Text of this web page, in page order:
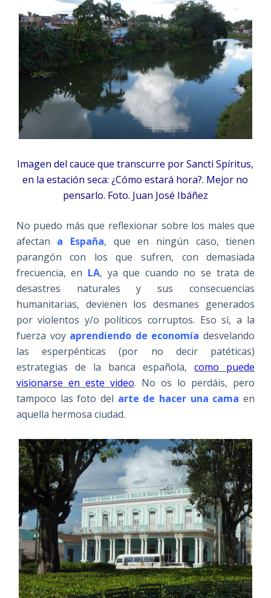
Imagen del cauce que transcurre por Sancti Spíritus,
en la estación seca: ¿Cómo estará hora?. Mejor no
pensarlo. Foto. Juan José Ibáñez
No puedo más que reflexionar sobre los males que
afectan a España, que en ningún caso, tienen
parangón con los que sufren, con demasiada
frecuencia, en LA, ya que cuando no se trata de
desastres naturales y sus consecuencias
humanitarias, devienen los desmanes generados
por violentos y/o políticos corruptos. Eso sí, a la
fuerza voy aprendiendo de economía desvelando
las esperpénticas (por no decir patéticas)
estrategias de la banca española,como puede
visionarse en este video. No os lo perdáis, pero
tampoco las foto del arte de hacer una camaen
aquella hermosa ciudad.